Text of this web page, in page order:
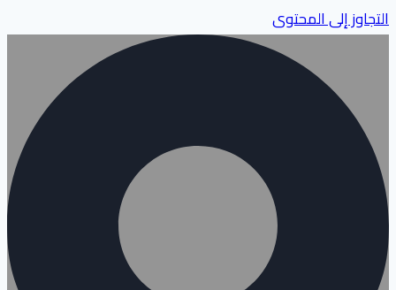
التجاوز إلى المحتوى